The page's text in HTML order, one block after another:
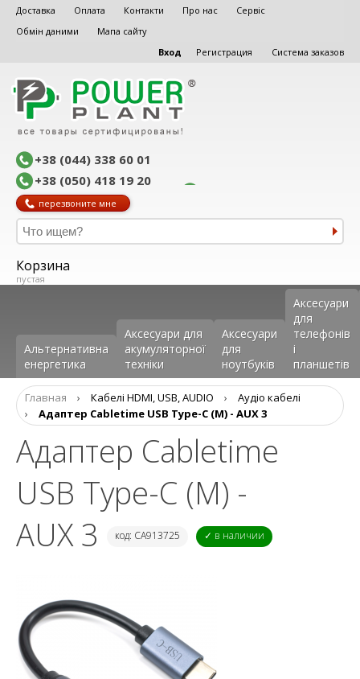
Доставка Оплата Контакти Про нас
Сервіс
Обмін даними
Мапа сайту
Вход
Регистрация Система заказов
+38 (044) 338 60 01
+38 (050) 418 19 20
перезвоните мне
Корзина
пустая
Альтернативна
енергетика
Аксесуари для
акумуляторної
техніки
Аксесуари
для
ноутбуків
Аксеcуари
для
телефонів
і
планшетів
Главная › Кабелі HDMI, USB, AUDIO ›
Аудіо кабелі
›
Адаптер Cabletime USB Type-C (M) - AUX 3
Адаптер Cabletime
USB Type-C (M) -
AUX 3
код: CA913725 ✓ в наличии